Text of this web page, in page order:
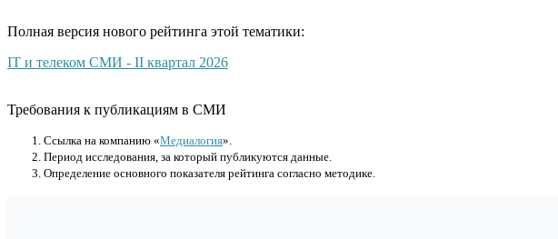
Полная версия нового рейтинга этой тематики:
IT и телеком СМИ - II квартал 2026
Требования к публикациям в СМИ
Cсылка на компанию «Медиалогия».
Период исследования, за который публикуются данные.
Определение основного показателя рейтинга согласно методике.